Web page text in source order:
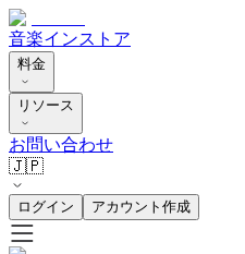
音楽インストア
料金
リソース
お問い合わせ
🇯🇵
ログイン アカウント作成